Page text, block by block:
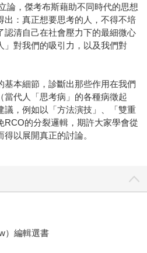
論，傑考布斯藉助不同時代的思想
出：真正想要思考的人，不得不培
清自己在社會壓力下的最細微心
」對我們的吸引力，以及我們對
基本細節，診斷出那些作用在我們
當代人「思考病」的各種病徵起
議，例如以「方法演技」、「雙重
RCO的分裂邏輯，期許大家學會從
以展開真正的討論。
）編輯選書